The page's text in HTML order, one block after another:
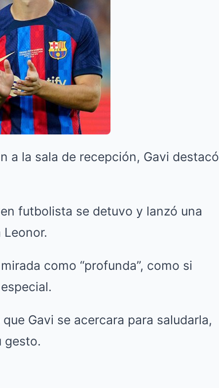
a la sala de recepción, Gavi destacó
futbolista se detuvo y lanzó una
como “profunda”, como si
Gavi se acercara para saludarla,
gesto.